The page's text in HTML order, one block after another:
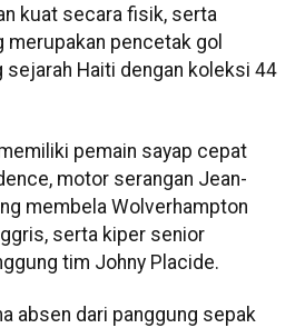
kuat secara fisik, serta
merupakan pencetak gol
sejarah Haiti dengan koleksi 44
pemain sayap cepat
motor serangan Jean-
membela Wolverhampton
serta kiper senior
tim Johny Placide.
absen dari panggung sepak